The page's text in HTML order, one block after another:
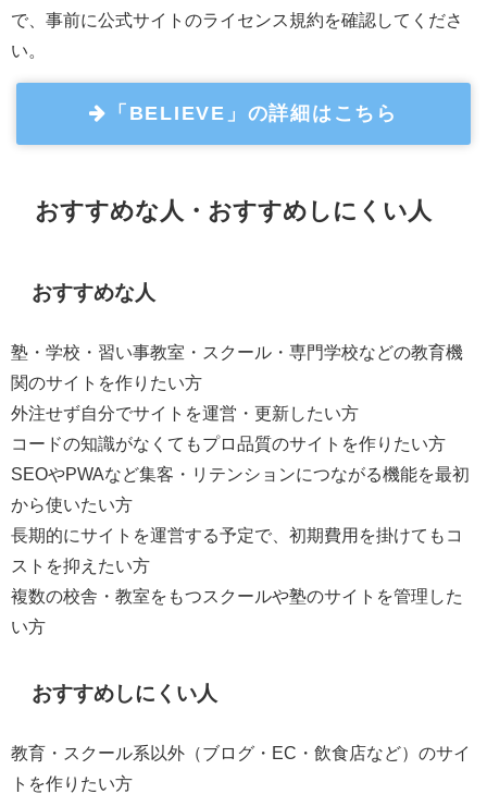
で、事前に公式サイトのライセンス規約を確認してくださ
い。
「BELIEVE」の詳細はこちら
おすすめな人・おすすめしにくい人
おすすめな人
塾・学校・習い事教室・スクール・専門学校などの教育機
関のサイトを作りたい方
外注せず自分でサイトを運営・更新したい方
コードの知識がなくてもプロ品質のサイトを作りたい方
SEOやPWAなど集客・リテンションにつながる機能を最初
から使いたい方
長期的にサイトを運営する予定で、初期費用を掛けてもコ
ストを抑えたい方
複数の校舎・教室をもつスクールや塾のサイトを管理した
い方
おすすめしにくい人
教育・スクール系以外（ブログ・EC・飲食店など）のサイ
トを作りたい方